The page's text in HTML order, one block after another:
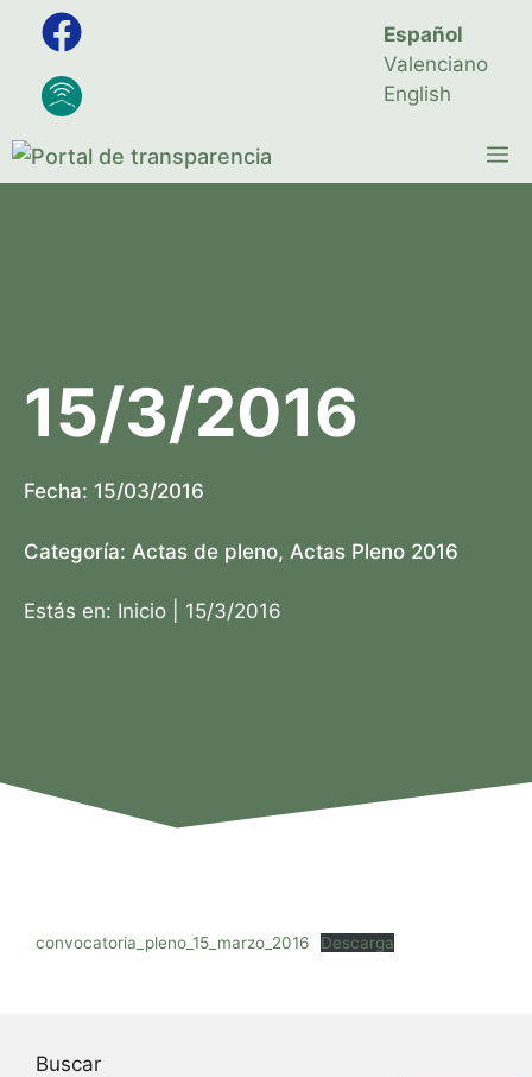
Saltar
contenido
Español
Valenciano
English
15/3/2016
Fecha: 15/03/2016
Categoría: Actas de pleno, Actas Pleno 2016
Estás en: Inicio 15/3/2016
convocatoria_pleno_15_marzo_2016 Descarga
Buscar